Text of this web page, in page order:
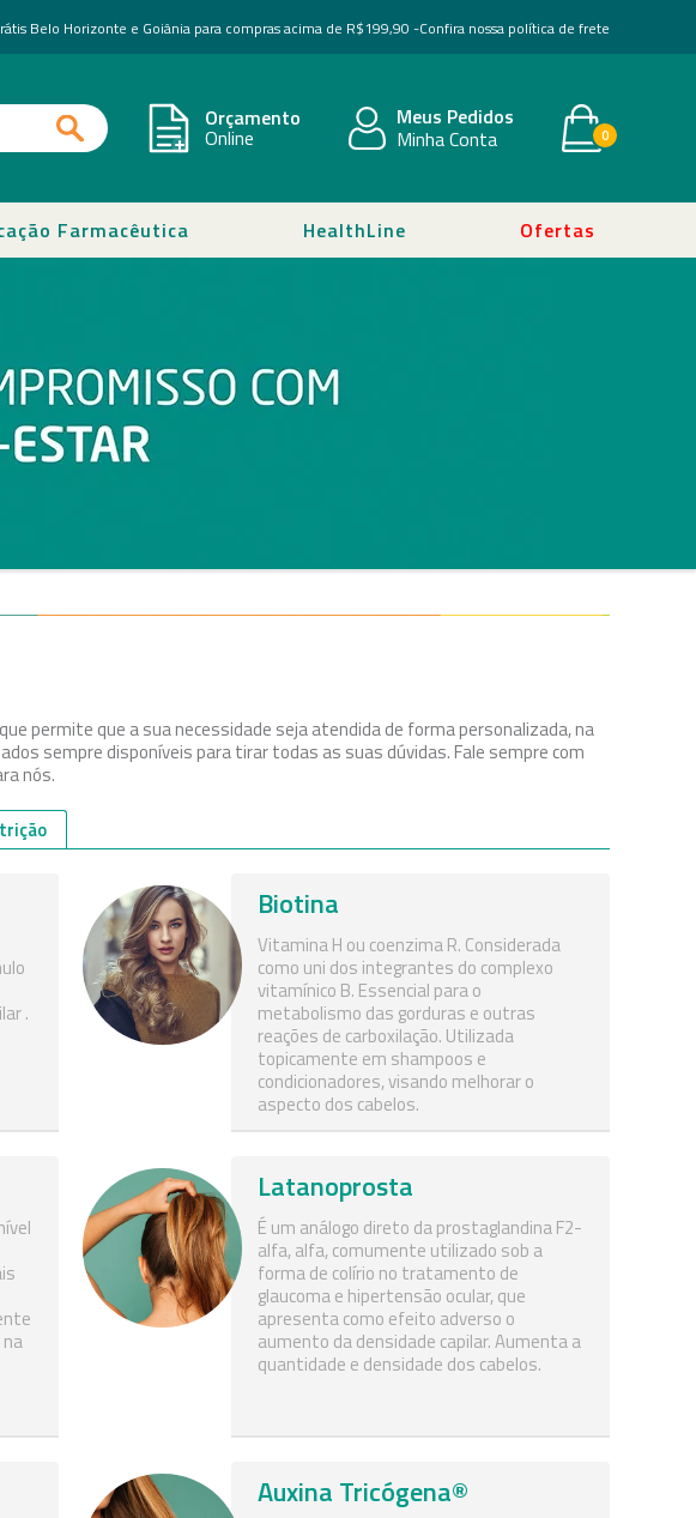
Belo Horizonte e Goiânia para compras acima de R$199,90 -Confira nossa política de frete
Orçamento
Online
Meus Pedidos
Minha Conta 0
Farmacêutica HealthLine Ofertas
permite que a sua necessidade seja atendida de forma personalizada, na
sempre disponíveis para tirar todas as suas dúvidas. Fale sempre com
nós.
.
Biotina
Vitamina H ou coenzima R. Considerada
como uni dos integrantes do complexo
vitamínico B. Essencial para o
metabolismo das gorduras e outras
reações de carboxilação. Utilizada
topicamente em shampoos e
condicionadores, visando melhorar o
aspecto dos cabelos.
Latanoprosta
É um análogo direto da prostaglandina F2-
alfa, alfa, comumente utilizado sob a
forma de colírio no tratamento de
glaucoma e hipertensão ocular, que
apresenta como efeito adverso o
aumento da densidade capilar. Aumenta a
quantidade e densidade dos cabelos.
Auxina Tricógena®